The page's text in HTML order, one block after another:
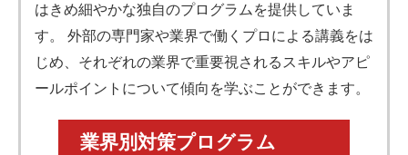
はきめ細やかな独自のプログラムを提供していま
す。 外部の専門家や業界で働くプロによる講義をは
じめ、それぞれの業界で重要視されるスキルやアピ
ールポイントについて傾向を学ぶことができます。
業界別対策プログラム